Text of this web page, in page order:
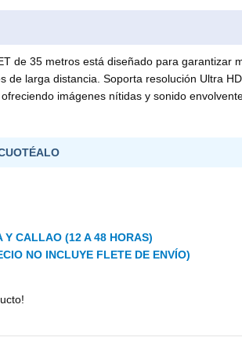
de 35 metros está diseñado para garantizar
de larga distancia. Soporta resolución Ultra
imágenes nítidas y sonido
Y CALLAO (12 A 48 HORAS)
NO INCLUYE FLETE DE ENVÍO)